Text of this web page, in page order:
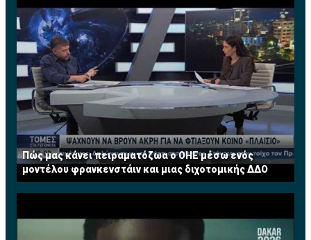
Πώς μας κάνει πειραματόζωα ο ΟΗΕ μέσω ενός
μοντέλου φρανκενστάιν και μιας διχοτομικής ΔΔΟ